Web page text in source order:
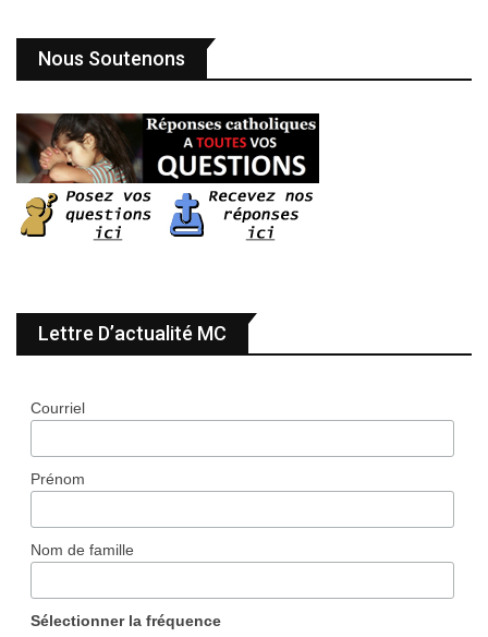
Nous Soutenons
Lettre D’actualité MC
Courriel
Prénom
Nom de famille
Sélectionner la fréquence